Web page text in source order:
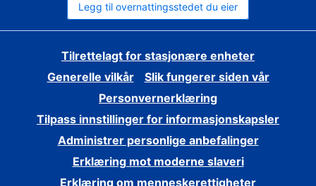
Legg til overnattingsstedet du eier
Tilrettelagt for stasjonære enheter
Generelle vilkår
Slik fungerer siden vår
Personvernerklæring
Tilpass innstillinger for informasjonskapsler
Administrer personlige anbefalinger
Erklæring mot moderne slaveri
Erklæring om menneskerettigheter